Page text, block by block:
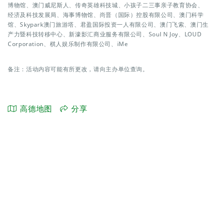
博物馆、澳门威尼斯人、传奇英雄科技城、小孩子二三事亲子教育协会、
经济及科技发展局、海事博物馆、尚晋（国际）控股有限公司、澳门科学
馆、Skypark澳门旅游塔、君盈国际投资一人有限公司、澳门飞索、澳门生
产力暨科技转移中心、新濠影汇商业服务有限公司、Soul N Joy、LOUD
Corporation、棋人娱乐制作有限公司、iMe
备注：活动内容可能有所更改，请向主办单位查询。
高德地图 分享